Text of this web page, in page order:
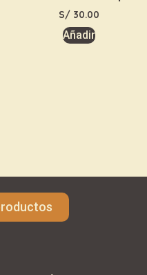
S/30.00
Añadir